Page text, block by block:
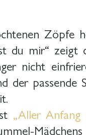
Zöpfe
du mir“ zeigt
nicht
der passende
„Aller